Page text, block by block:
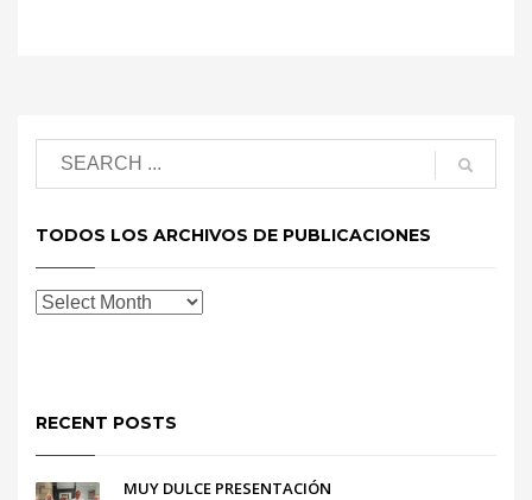
TODOS LOS ARCHIVOS DE PUBLICACIONES
RECENT POSTS
MUY DULCE PRESENTACIÓN